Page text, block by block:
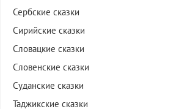
Сербские сказки
Сирийские сказки
Словацкие сказки
Словенские сказки
Суданские сказки
Таджикские сказки